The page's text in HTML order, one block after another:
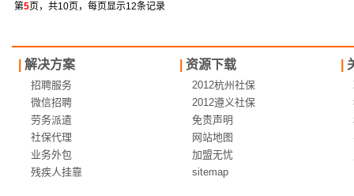
第5页，共10页，每页显示12条记录
解决方案 资源下载
招聘服务
微信招聘
劳务派遣
社保代理
业务外包
残疾人挂靠
2012杭州社保
2012遵义社保
免责声明
网站地图
加盟无忧
sitemap